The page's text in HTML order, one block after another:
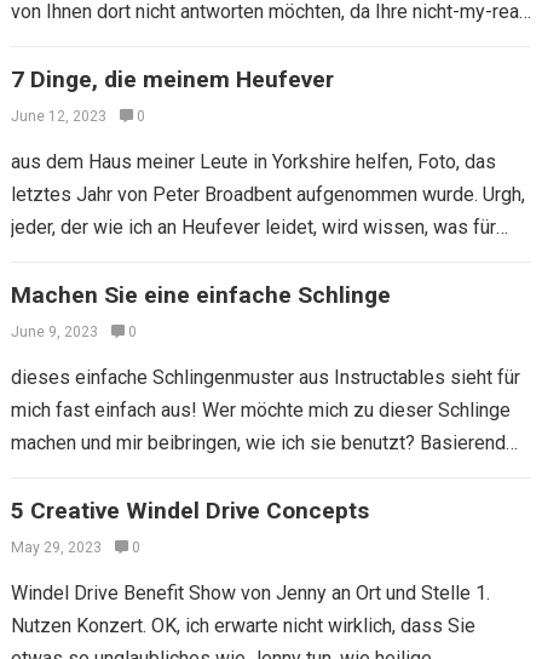
von Ihnen dort nicht antworten möchten, da Ihre nicht-my-real-
7 Dinge, die meinem Heufever
June 12, 2023 0
aus dem Haus meiner Leute in Yorkshire helfen, Foto, das
letztes Jahr von Peter Broadbent aufgenommen wurde. Urgh,
jeder, der wie ich an Heufever leidet, wird wissen, was für
Machen Sie eine einfache Schlinge
June 9, 2023 0
dieses einfache Schlingenmuster aus Instructables sieht für
mich fast einfach aus! Wer möchte mich zu dieser Schlinge
machen und mir beibringen, wie ich sie benutzt? Basierend
5 Creative Windel Drive Concepts
May 29, 2023 0
Windel Drive Benefit Show von Jenny an Ort und Stelle 1.
Nutzen Konzert. OK, ich erwarte nicht wirklich, dass Sie